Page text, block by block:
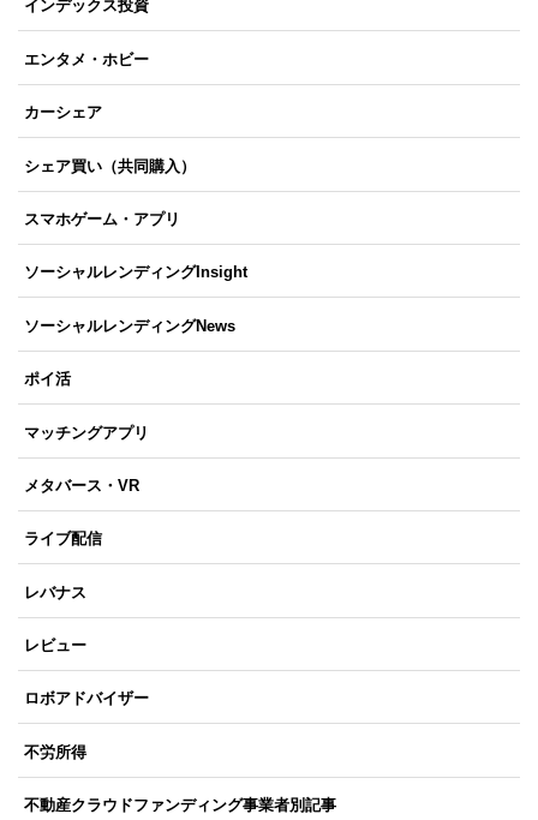
インデックス投資
エンタメ・ホビー
カーシェア
シェア買い（共同購入）
スマホゲーム・アプリ
ソーシャルレンディングInsight
ソーシャルレンディングNews
ポイ活
マッチングアプリ
メタバース・VR
ライブ配信
レバナス
レビュー
ロボアドバイザー
不労所得
不動産クラウドファンディング事業者別記事